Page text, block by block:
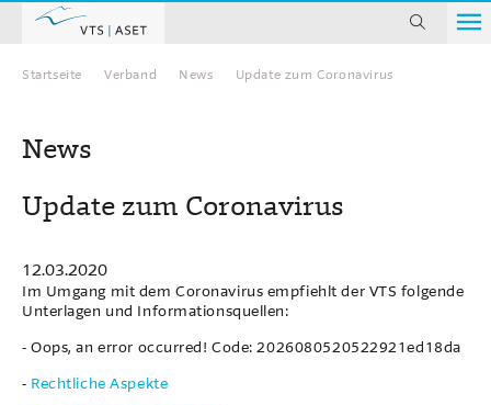
Home
Startseite Verband News Update zum Coronavirus
News
Update zum Coronavirus
12.03.2020
Im Umgang mit dem Coronavirus empfiehlt der VTS folgende
Unterlagen und Informationsquellen:
- Oops, an error occurred! Code: 2026080520522921ed18da
- Rechtliche Aspekte